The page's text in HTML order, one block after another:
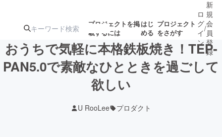
プロジェクトを掲
載するには
はじ
める
プロジェクト
をさがす
注目の新着プロ募集終了が近いプ
ロ
グ
イ
ン
/
新
規
会
員
登
録
おうちで気軽に本格鉄板焼き！TEP-
PAN5.0で素敵なひとときを過ごして
欲しい
U RooLee プロダクト